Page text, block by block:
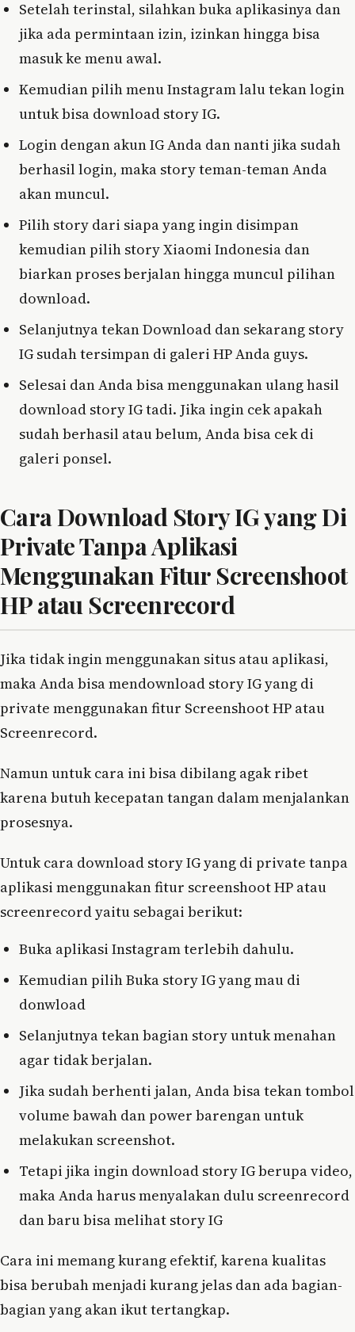
Setelah terinstal, silahkan buka aplikasinya dan
jika ada permintaan izin, izinkan hingga bisa
masuk ke menu awal.
Kemudian pilih menu Instagram lalu tekan login
untuk bisa download story IG.
Login dengan akun IG Anda dan nanti jika sudah
berhasil login, maka story teman-teman Anda
akan muncul.
Pilih story dari siapa yang ingin disimpan
kemudian pilih story Xiaomi Indonesia dan
biarkan proses berjalan hingga muncul pilihan
download.
Selanjutnya tekan Download dan sekarang story
IG sudah tersimpan di galeri HP Anda guys.
Selesai dan Anda bisa menggunakan ulang hasil
download story IG tadi. Jika ingin cek apakah
sudah berhasil atau belum, Anda bisa cek di
galeri ponsel.
Cara Download Story IG yang Di
Private Tanpa Aplikasi
Menggunakan Fitur Screenshoot
HP atau Screenrecord
Jika tidak ingin menggunakan situs atau aplikasi,
maka Anda bisa mendownload story IG yang di
private menggunakan fitur Screenshoot HP atau
Screenrecord.
Namun untuk cara ini bisa dibilang agak ribet
karena butuh kecepatan tangan dalam menjalankan
prosesnya.
Untuk cara download story IG yang di private tanpa
aplikasi menggunakan fitur screenshoot HP atau
screenrecord yaitu sebagai berikut:
Buka aplikasi Instagram terlebih dahulu.
Kemudian pilih Buka story IG yang mau di
donwload
Selanjutnya tekan bagian story untuk menahan
agar tidak berjalan.
Jika sudah berhenti jalan, Anda bisa tekan tombol
volume bawah dan power barengan untuk
melakukan screenshot.
Tetapi jika ingin download story IG berupa video,
maka Anda harus menyalakan dulu screenrecord
dan baru bisa melihat story IG
Cara ini memang kurang efektif, karena kualitas
bisa berubah menjadi kurang jelas dan ada bagian-
bagian yang akan ikut tertangkap.